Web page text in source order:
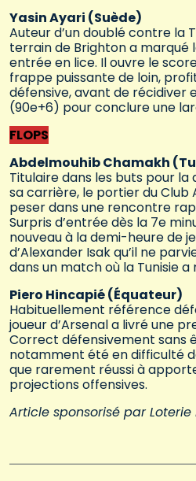
Yasin Ayari (Suède)
Auteur d’un doublé contre la
terrain de Brighton a marqué
entrée en lice. Il ouvre le
frappe puissante de loin,
défensive, avant de récidiver
(90e+6) pour conclure une
FLOPS
Abdelmouhib Chamakh
Titulaire dans les buts pour
sa carrière, le portier du Club
peser dans une rencontre
Surpris d’entrée dès la 7e
nouveau à la demi-heure de
d’Alexander Isak qu’il ne
dans un match où la Tunisie
Piero Hincapié (Équateur)
Habituellement référence
joueur d’Arsenal a livré une
Correct défensivement sans
notamment été en difficulté
que rarement réussi à
projections offensives.
Article sponsorisé par